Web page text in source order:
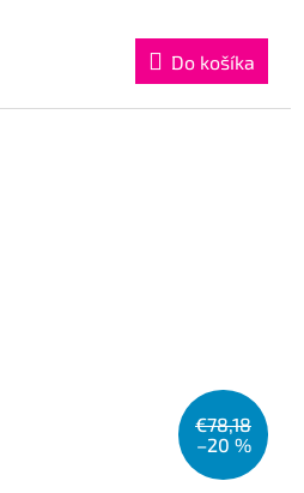
Do košíka
€78,18
–20 %